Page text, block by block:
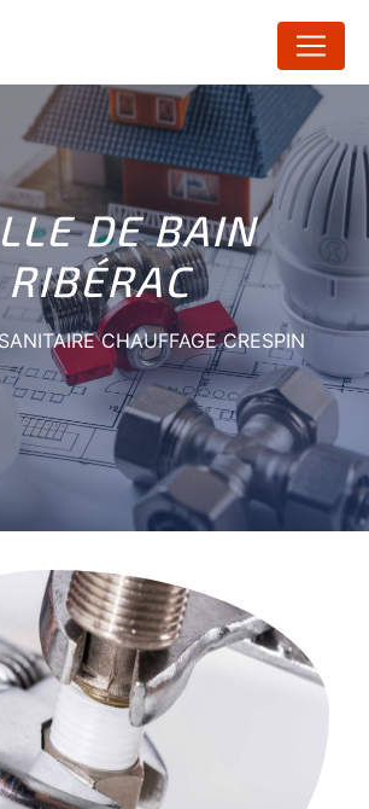
DE BAIN
RIBÉRAC
CHAUFFAGE CRESPIN